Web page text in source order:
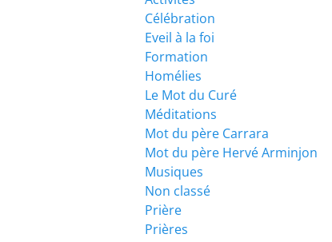
Célébration
Eveil à la foi
Formation
Homélies
Le Mot du Curé
Méditations
Mot du père Carrara
Mot du père Hervé Arminjon
Musiques
Non classé
Prière
Prières